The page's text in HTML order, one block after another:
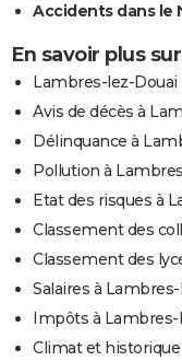
Accidents dans le
En savoir plus
Lambres-lez-Douai
Avis de décès à
Délinquance à
Pollution à
Etat des risques à
Classement des
Classement des
Salaires à
Impôts à Lambres-
Climat et